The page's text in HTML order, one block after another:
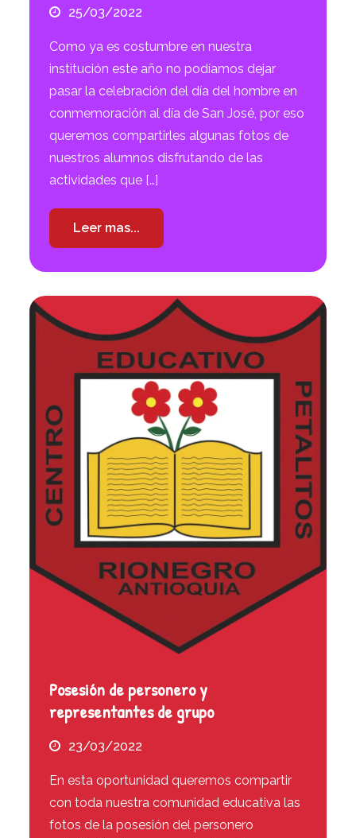
25/03/2022
Como ya es costumbre en nuestra
institución este año no podíamos dejar
pasar la celebración del día del hombre en
conmemoración al día de San José, por eso
queremos compartirles algunas fotos de
nuestros alumnos disfrutando de las
actividades que […]
Leer mas...
Posesión de personero y
representantes de grupo
23/03/2022
En esta oportunidad queremos compartir
con toda nuestra comunidad educativa las
fotos de la posesión del personero